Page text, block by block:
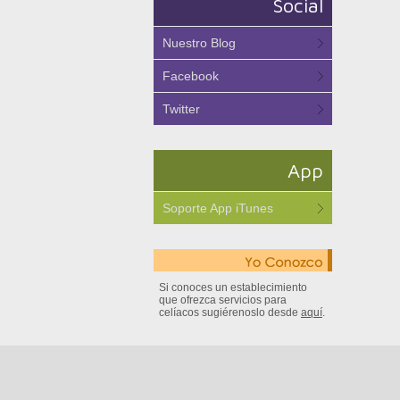
Social
Nuestro Blog
Facebook
Twitter
App
Soporte App iTunes
Si conoces un establecimiento
que ofrezca servicios para
celíacos sugiérenoslo desde aquí.